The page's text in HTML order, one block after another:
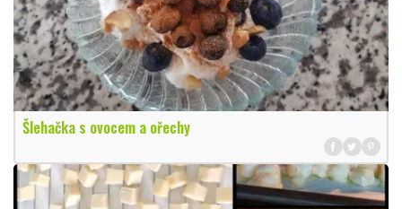
Šlehačka s ovocem a ořechy